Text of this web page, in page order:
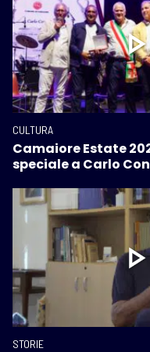
CULTURA
Camaiore Estate
speciale a Carlo
STORIE